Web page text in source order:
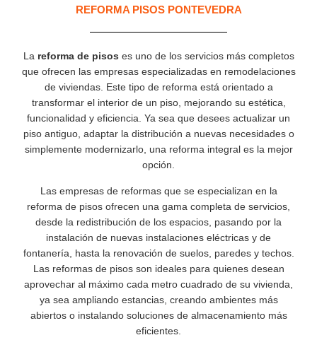
REFORMA PISOS PONTEVEDRA
La reforma de pisos es uno de los servicios más completos
que ofrecen las empresas especializadas en remodelaciones
de viviendas. Este tipo de reforma está orientado a
transformar el interior de un piso, mejorando su estética,
funcionalidad y eficiencia. Ya sea que desees actualizar un
piso antiguo, adaptar la distribución a nuevas necesidades o
simplemente modernizarlo, una reforma integral es la mejor
opción.
Las empresas de reformas que se especializan en la
reforma de pisos ofrecen una gama completa de servicios,
desde la redistribución de los espacios, pasando por la
instalación de nuevas instalaciones eléctricas y de
fontanería, hasta la renovación de suelos, paredes y techos.
Las reformas de pisos son ideales para quienes desean
aprovechar al máximo cada metro cuadrado de su vivienda,
ya sea ampliando estancias, creando ambientes más
abiertos o instalando soluciones de almacenamiento más
eficientes.